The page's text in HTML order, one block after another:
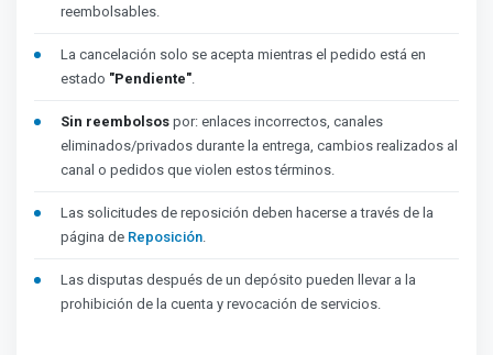
reembolsables.
La cancelación solo se acepta mientras el pedido está en
estado "Pendiente".
Sin reembolsos por: enlaces incorrectos, canales
eliminados/privados durante la entrega, cambios realizados al
canal o pedidos que violen estos términos.
Las solicitudes de reposición deben hacerse a través de la
página de Reposición.
Las disputas después de un depósito pueden llevar a la
prohibición de la cuenta y revocación de servicios.